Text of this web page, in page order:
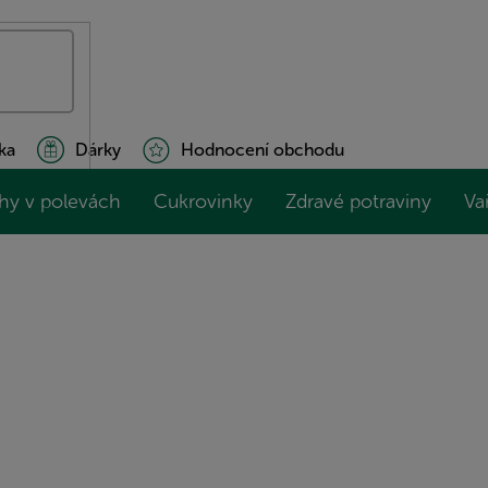
Dárky Hodnocení obchodu
v polevách Cukrovinky Zdravé potraviny